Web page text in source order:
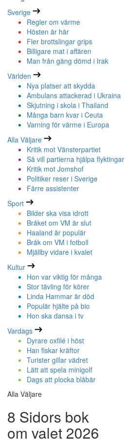
Sverige
Regler om värme
Hösten är här
Fler brottslingar grips
Billigare mat i affären
Man från gäng dömd i Irak
Världen
Nya platser att skydda
Ambulans attackerad i Ukraina
Skjutning i skola i Thailand
Många barn kvar i Ceuta
Varning för värme i Europa
Alla Väljare
Kritik mot Vänsterpartiet
Så vill partierna hjälpa flyktingar
Kritik mot Jomshof
Politiker reser i Sverige
Färre assistenter
Sport
Bilder ska visa idrott
Bråket om VM är slut
Haaland är populär
Bråk om VM i fotboll
Mjällby vidare i kvalet
Kultur
Hon var viktig för många
Stor tävling för körer
Linda Hammar är död
Populär hjälte på bio
Hon ska dansa i tv
Vardags
Dyrare oxfilé i höst
Han fiskar kräftor
Turister gillar vädret
Lätt att spela minigolf
Dags att plocka blåbär
Alla Väljare
8 Sidors bok
om valet 2026